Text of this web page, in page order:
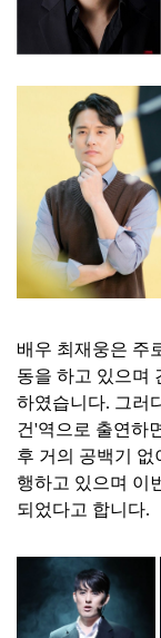
배우 최재웅은 주
동을 하고 있으며
하였습니다. 그러
건'역으로 출연하
후 거의 공백기 없
행하고 있으며 이
되었다고 합니다.